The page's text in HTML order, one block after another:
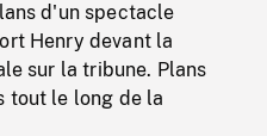
d'un spectacle
Henry devant la
sur la tribune. Plans
tout le long de la